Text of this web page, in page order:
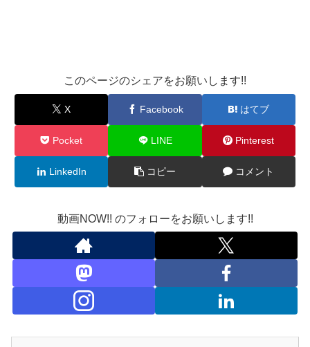
このページのシェアをお願いします!!
X Facebook はてブ
Pocket LINE Pinterest
LinkedIn コピー コメント
動画NOW!! のフォローをお願いします!!